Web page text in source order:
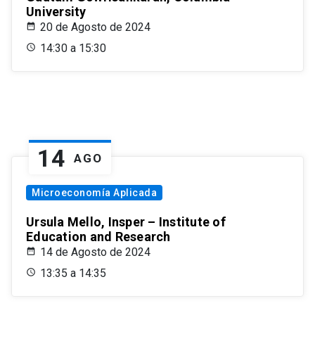
University
20 de Agosto de 2024
14:30 a 15:30
14 AGO
Microeconomía Aplicada
Ursula Mello, Insper – Institute of
Education and Research
14 de Agosto de 2024
13:35 a 14:35